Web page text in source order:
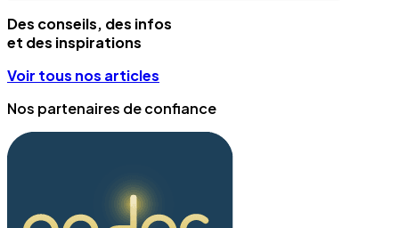
Des conseils, des infos
et des inspirations
Voir tous nos articles
Nos partenaires de confiance